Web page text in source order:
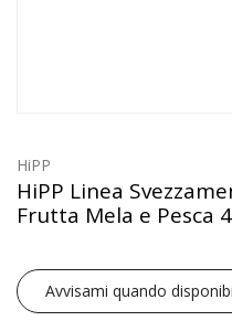
HiPP
HiPP Linea
Frutta Mela e Pesca
Avvisami quando